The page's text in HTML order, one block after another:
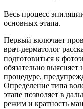
Весь процесс
основных этапа.
Первый включает
врач-дерматолог
подготовиться к
обязательно
процедуре,
Определение типа
этапе позволяет в
режим и кратность